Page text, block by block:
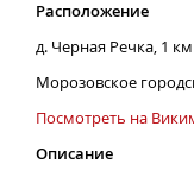
Расположение
д. Черная Речка, 1
Морозовское
Посмотреть на
Описание